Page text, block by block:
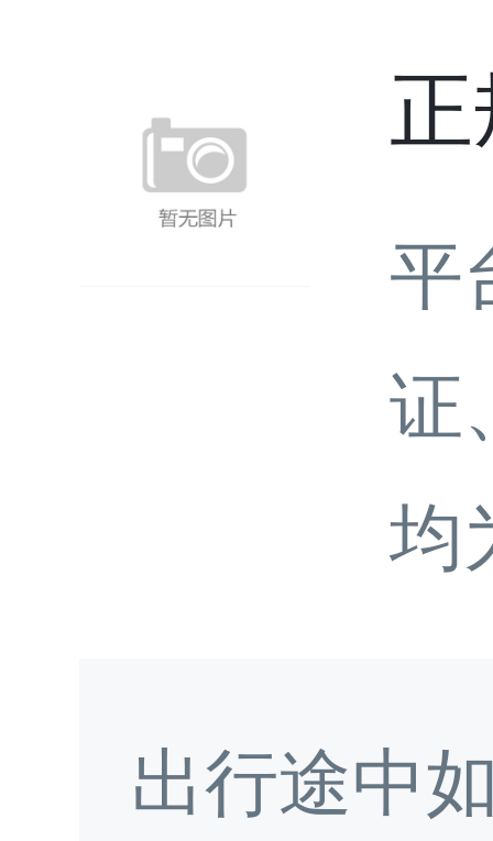
平
证
均
出行途中